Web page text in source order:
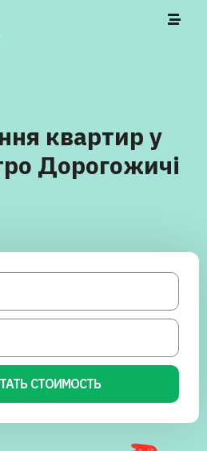
квартир у
Дорогожичі
СТОИМОСТЬ